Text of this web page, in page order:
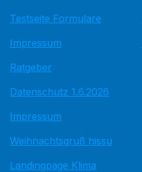
Testseite Formulare
Impressum
Ratgeber
Datenschutz 1.6.2026
Impressum
Weihnachtsgruß hissu
Landingpage Klima